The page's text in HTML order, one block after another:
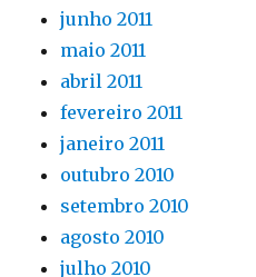
junho 2011
maio 2011
abril 2011
fevereiro 2011
janeiro 2011
outubro 2010
setembro 2010
agosto 2010
julho 2010